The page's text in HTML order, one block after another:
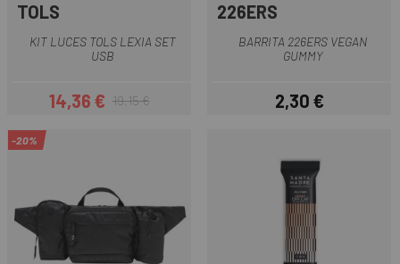
TOLS
KIT LUCES TOLS LEXIA SET
USB
Precio
14,36 €Precio regular
19,15 €
226ERS
BARRITA 226ERS VEGAN
GUMMY
Precio
2,30 €
-20%